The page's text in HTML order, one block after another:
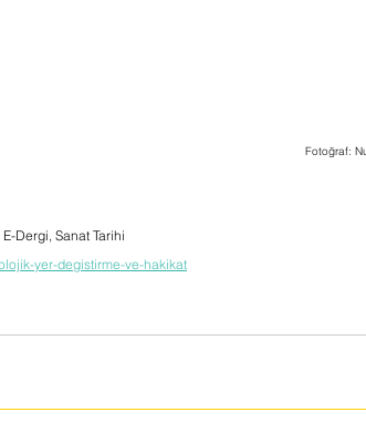
Fotoğraf:
E-Dergi, Sanat Tarihi
yer-degistirme-ve-hakikat